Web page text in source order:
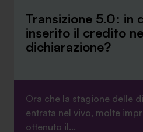
Transizione 5.0: in
inserito il credito
dichiarazione?
Ora che la stagione delle
entrata nel vivo, molte
ottenuto il...